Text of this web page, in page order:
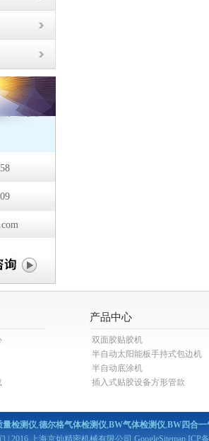
产品中心
双面胶贴胶机
半自动太阳能板手持式包边机
半自动底涂机
插入式贴胶设备方形管款
量检测仪,德尔格气体检测仪,BW气体检测仪,BW四合一
| 2016 上海京灿精密机械有限公司 GoogleSitemap ICP